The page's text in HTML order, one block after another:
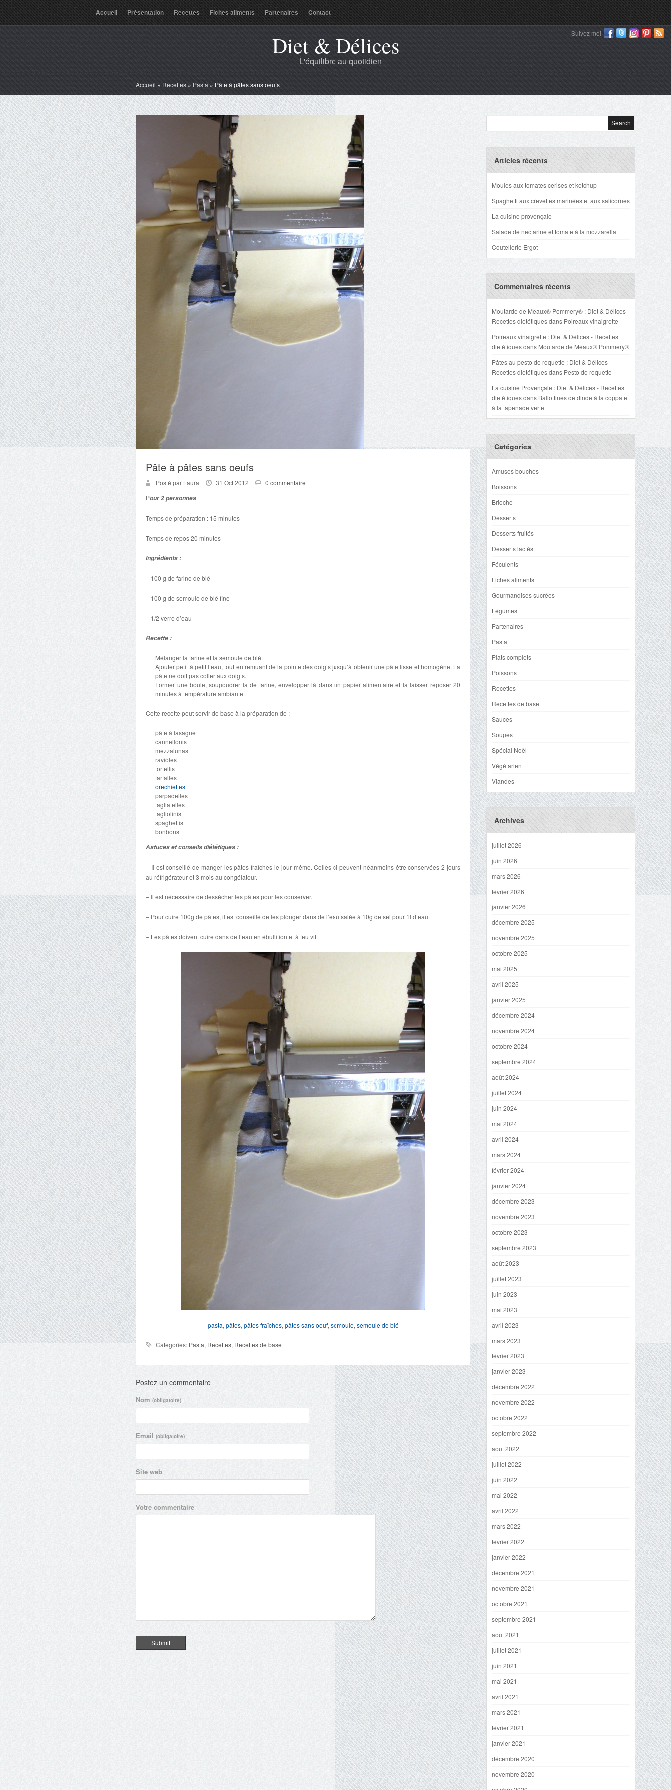
Accueil Présentation Recettes Fiches aliments Partenaires Contact
Suivez moi
Diet & Délices
L'équilibre au quotidien
Accueil » Recettes » Pasta » Pâte à pâtes sans oeufs
Pâte à pâtes sans oeufs
Posté par Laura 31 Oct 2012
0 commentaire
Pour 2 personnes
Temps de préparation : 15 minutes
Temps de repos 20 minutes
Ingrédients :
– 100 g de farine de blé
– 100 g de semoule de blé fine
– 1/2 verre d’eau
Recette :
Mélanger la farine et la semoule de blé.
Ajouter petit à petit l’eau, tout en remuant de la pointe des doigts jusqu’à obtenir une pâte lisse et homogène. La
pâte ne doit pas coller aux doigts.
Former une boule, soupoudrer la de farine, envelopper là dans un papier alimentaire et la laisser reposer 20
minutes à température ambiante.
Cette recette peut servir de base à la préparation de :
pâte à lasagne
cannellonis
mezzalunas
ravioles
tortellis
farfalles
orechiettes
parpadelles
tagliatelles
tagliolinis
spaghettis
bonbons
Astuces et conseils diététiques :
– Il est conseillé de manger les pâtes fraîches le jour même. Celles-ci peuvent néanmoins être conservées 2 jours
au réfrigérateur et 3 mois au congélateur.
– Il est nécessaire de dessécher les pâtes pour les conserver.
– Pour cuire 100g de pâtes, il est conseillé de les plonger dans de l’eau salée à 10g de sel pour 1l d’eau.
– Les pâtes doivent cuire dans de l’eau en ébullition et à feu vif.
pasta, pâtes, pâtes fraîches, pâtes sans oeuf, semoule, semoule de blé
Categories: Pasta, Recettes, Recettes de base
Postez un commentaire
Nom(obligatoire)
Email(obligatoire)
Site web
Votre commentaire
Articles récents
Moules aux tomates cerises et ketchup
Spaghetti aux crevettes marinées et aux salicornes
La cuisine provençale
Salade de nectarine et tomate à la mozzarella
Coutellerie Ergot
Commentaires récents
Moutarde de Meaux® Pommery® : Diet & Délices -
Recettes dietétiquesdans Poireaux vinaigrette
Poireaux vinaigrette : Diet & Délices - Recettes
dietétiquesdans Moutarde de Meaux® Pommery®
Pâtes au pesto de roquette : Diet & Délices -
Recettes dietétiquesdans Pesto de roquette
La cuisine Provençale : Diet & Délices - Recettes
dietétiquesdans Ballottines de dinde à la coppa et
à la tapenade verte
Catégories
Amuses bouches
Boissons
Brioche
Desserts
Desserts fruités
Desserts lactés
Féculents
Fiches aliments
Gourmandises sucrées
Légumes
Partenaires
Pasta
Plats complets
Poissons
Recettes
Recettes de base
Sauces
Soupes
Spécial Noël
Végétarien
Viandes
Archives
juillet 2026
juin 2026
mars 2026
février 2026
janvier 2026
décembre 2025
novembre 2025
octobre 2025
mai 2025
avril 2025
janvier 2025
décembre 2024
novembre 2024
octobre 2024
septembre 2024
août 2024
juillet 2024
juin 2024
mai 2024
avril 2024
mars 2024
février 2024
janvier 2024
décembre 2023
novembre 2023
octobre 2023
septembre 2023
août 2023
juillet 2023
juin 2023
mai 2023
avril 2023
mars 2023
février 2023
janvier 2023
décembre 2022
novembre 2022
octobre 2022
septembre 2022
août 2022
juillet 2022
juin 2022
mai 2022
avril 2022
mars 2022
février 2022
janvier 2022
décembre 2021
novembre 2021
octobre 2021
septembre 2021
août 2021
juillet 2021
juin 2021
mai 2021
avril 2021
mars 2021
février 2021
janvier 2021
décembre 2020
novembre 2020